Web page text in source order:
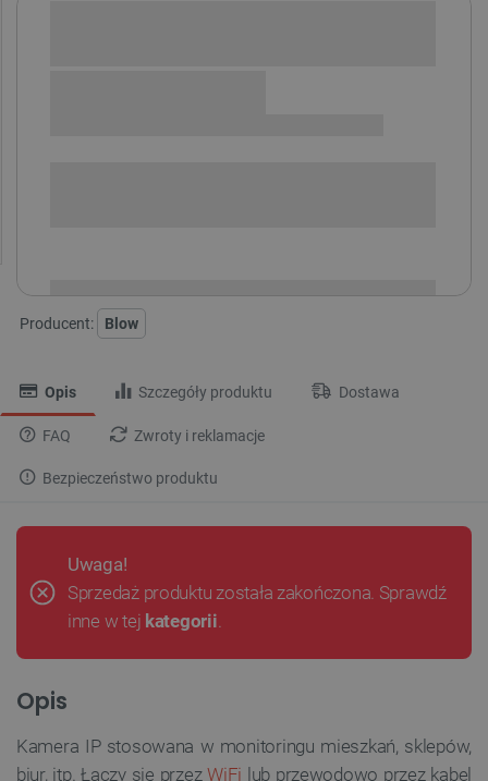
Producent: Blow
Opis Szczegóły produktu Dostawa
FAQ Zwroty i reklamacje
Bezpieczeństwo produktu
Uwaga!
Sprzedaż produktu została zakończona. Sprawdź
inne w tej kategorii.
Opis
Kamera IP stosowana w monitoringu mieszkań, sklepów,
biur, itp. Łączy się przezWiFi lub przewodowo przez kabel